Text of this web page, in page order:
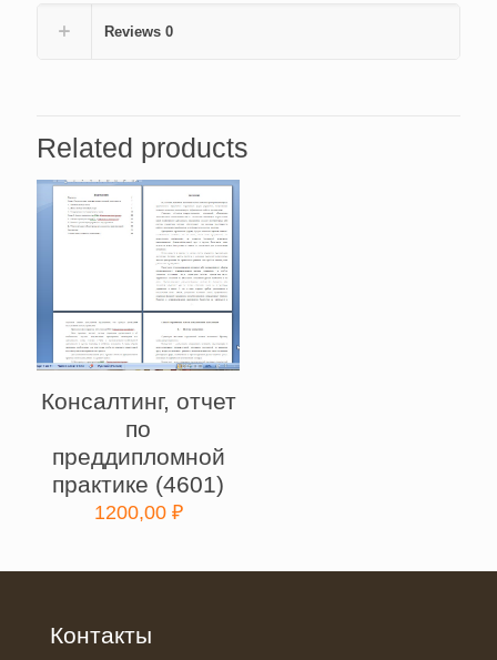
Reviews 0
Related products
Консалтинг, отчет
по
преддипломной
практике (4601)
1200,00 ₽
Контакты